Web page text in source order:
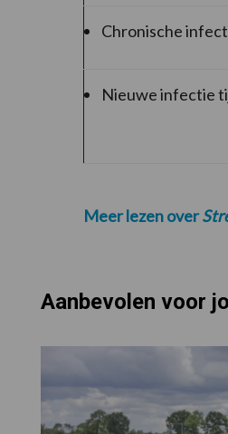
Chronische
Nieuwe infectie
Meer lezen over
Aanbevolen voor